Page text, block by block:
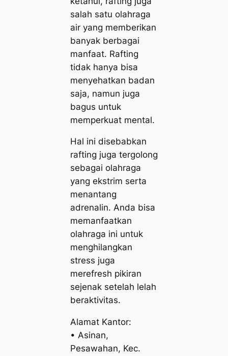
salah satu olahraga
air yang memberikan
banyak berbagai
manfaat. Rafting
tidak hanya bisa
menyehatkan badan
saja, namun juga
bagus untuk
memperkuat mental.
Hal ini disebabkan
rafting juga tergolong
sebagai olahraga
yang ekstrim serta
menantang
adrenalin. Anda bisa
memanfaatkan
olahraga ini untuk
menghilangkan
stress juga
merefresh pikiran
sejenak setelah lelah
beraktivitas.
Alamat Kantor:
• Asinan,
Pesawahan, Kec.